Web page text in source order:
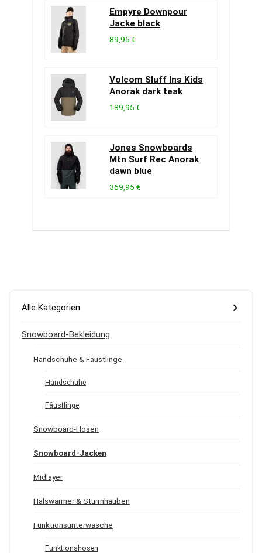
Empyre Downpour
Jacke black
89,95 €
Volcom Sluff Ins Kids
Anorak dark teak
189,95 €
Jones Snowboards
Mtn Surf Rec Anorak
dawn blue
369,95 €
Alle Kategorien
Snowboard-Bekleidung
Handschuhe & Fäustlinge
Handschuhe
Fäustlinge
Snowboard-Hosen
Snowboard-Jacken
Midlayer
Halswärmer & Sturmhauben
Funktionsunterwäsche
Funktionshosen